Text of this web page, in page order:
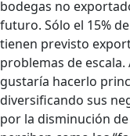
bodegas no
futuro. Sólo el 15%
tienen previsto
problemas de
gustaría hacerlo
diversificando sus
por la disminución